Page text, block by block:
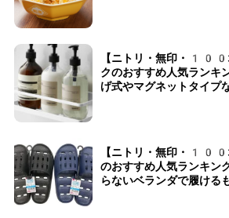
【ニトリ・無印・100
クのおすすめ人気ラン
げ式やマグネットタイプ
【ニトリ・無印・100
のおすすめ人気ランキ
らないベランダで履ける